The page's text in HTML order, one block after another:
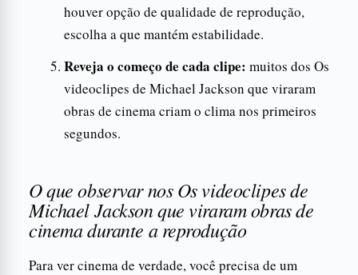
houver opção de qualidade de reprodução,
escolha a que mantém estabilidade.
Reveja o começo de cada clipe: muitos dos Os
videoclipes de Michael Jackson que viraram
obras de cinema criam o clima nos primeiros
segundos.
O que observar nos Os videoclipes de
Michael Jackson que viraram obras de
cinema durante a reprodução
Para ver cinema de verdade, você precisa de um